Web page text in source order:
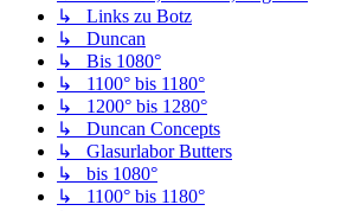
↳ Links zu Botz
↳ Duncan
↳ Bis 1080°
↳ 1100° bis 1180°
↳ 1200° bis 1280°
↳ Duncan Concepts
↳ Glasurlabor Butters
↳ bis 1080°
↳ 1100° bis 1180°